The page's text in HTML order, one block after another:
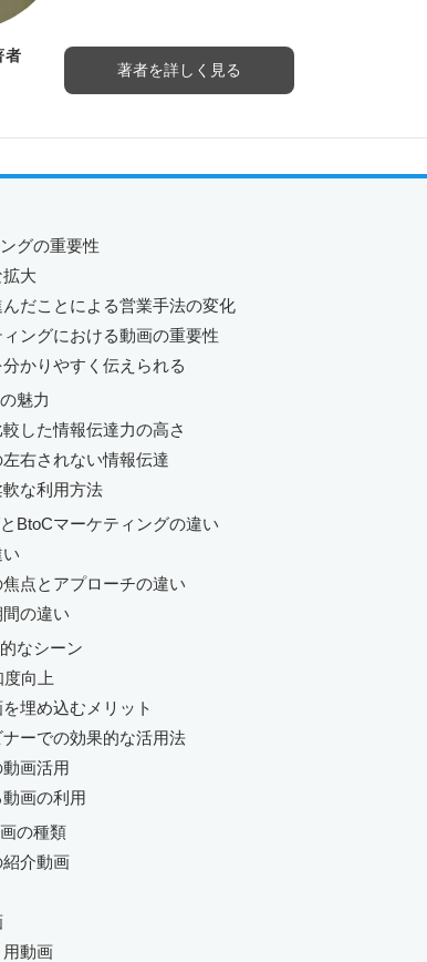
者
著者を詳しく見る
グの重要性
大
だことによる営業手法の変化
ングにおける動画の重要性
かりやすく伝えられる
魅力
した情報伝達力の高さ
右されない情報伝達
な利用方法
BtoCマーケティングの違い
点とアプローチの違い
の違い
なシーン
向上
埋め込むメリット
ーでの効果的な活用法
画活用
画の利用
の種類
介動画
用動画